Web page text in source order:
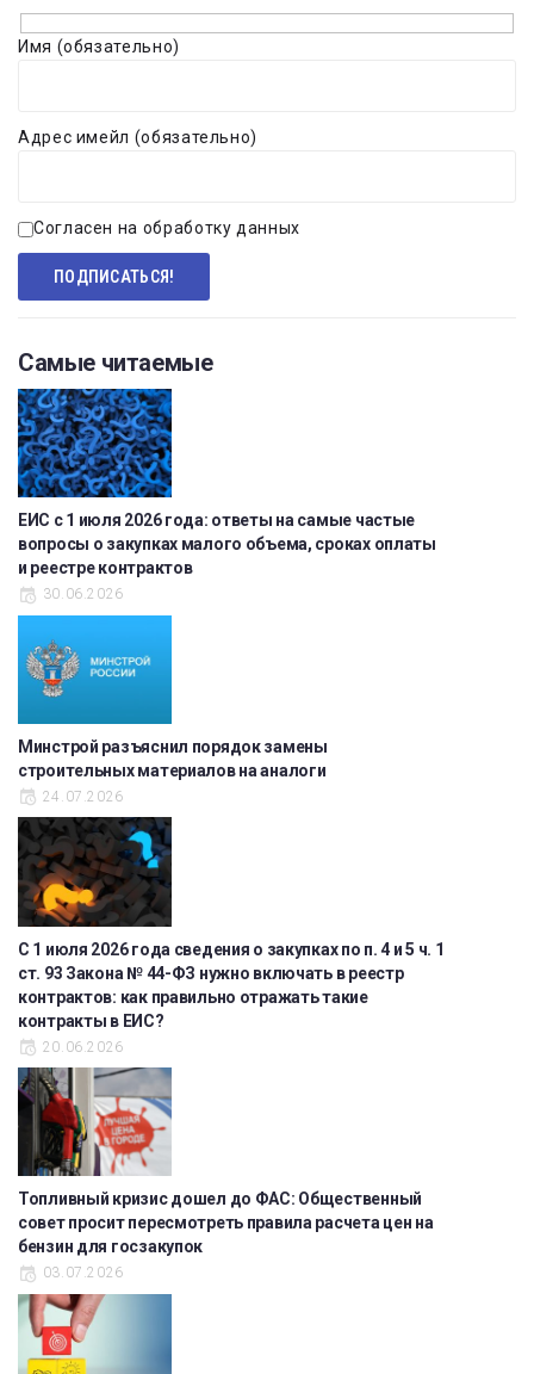
Имя (обязательно)
Адрес имейл (обязательно)
Согласен на обработку данных
Самые читаемые
ЕИС с 1 июля 2026 года: ответы на самые частые
вопросы о закупках малого объема, сроках оплаты
и реестре контрактов
30.06.2026
Минстрой разъяснил порядок замены
строительных материалов на аналоги
24.07.2026
С 1 июля 2026 года сведения о закупках по п. 4 и 5 ч. 1
ст. 93 Закона № 44-ФЗ нужно включать в реестр
контрактов: как правильно отражать такие
контракты в ЕИС?
20.06.2026
Топливный кризис дошел до ФАС: Общественный
совет просит пересмотреть правила расчета цен на
бензин для госзакупок
03.07.2026